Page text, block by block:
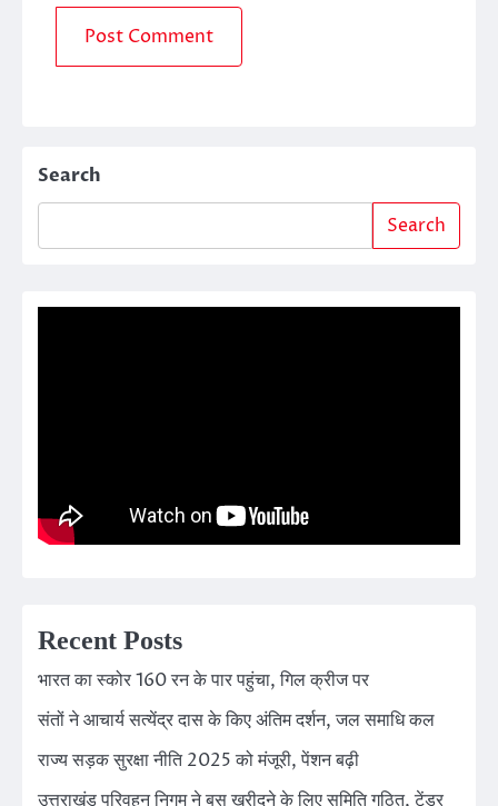
Search
Search
Recent Posts
भारत का स्कोर 160 रन के पार पहुंचा, गिल क्रीज पर
संतों ने आचार्य सत्येंद्र दास के किए अंतिम दर्शन, जल समाधि कल
राज्य सड़क सुरक्षा नीति 2025 को मंजूरी, पेंशन बढ़ी
उत्तराखंड परिवहन निगम ने बस खरीदने के लिए समिति गठित, टेंडर